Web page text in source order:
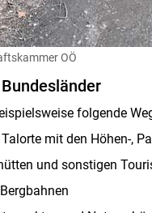
OÖ
folgende
mit den Höhen-,
und sonstigen